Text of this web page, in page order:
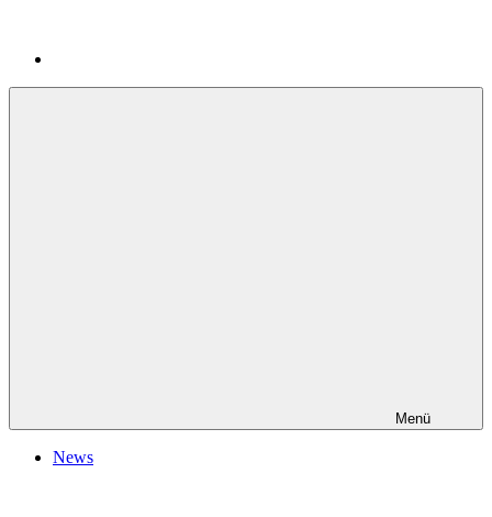
Menü
News